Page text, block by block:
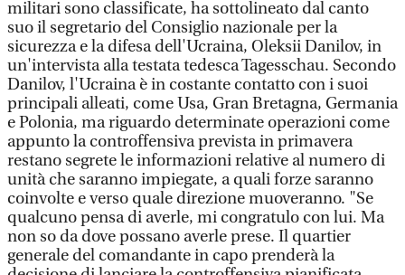
militari sono classificate, ha sottolineato dal canto
suo il segretario del Consiglio nazionale per la
sicurezza e la difesa dell'Ucraina, Oleksii Danilov, in
un'intervista alla testata tedesca Tagesschau. Secondo
Danilov, l'Ucraina è in costante contatto con i suoi
principali alleati, come Usa, Gran Bretagna, Germania
e Polonia, ma riguardo determinate operazioni come
appunto la controffensiva prevista in primavera
restano segrete le informazioni relative al numero di
unità che saranno impiegate, a quali forze saranno
coinvolte e verso quale direzione muoveranno. "Se
qualcuno pensa di averle, mi congratulo con lui. Ma
non so da dove possano averle prese. Il quartier
generale del comandante in capo prenderà la